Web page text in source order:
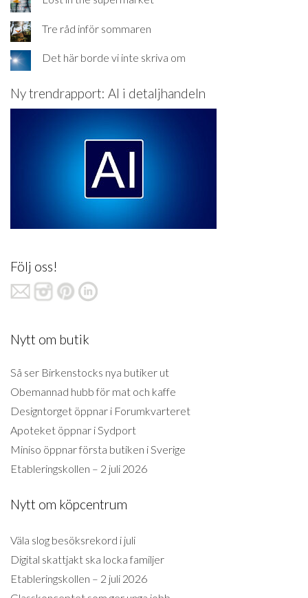
Tre råd inför sommaren
Det här borde vi inte skriva om
Ny trendrapport: AI i detaljhandeln
Följ oss!
Nytt om butik
Så ser Birkenstocks nya butiker ut
Obemannad hubb för mat och kaffe
Designtorget öppnar i Forumkvarteret
Apoteket öppnar i Sydport
Miniso öppnar första butiken i Sverige
Etableringskollen – 2 juli 2026
Nytt om köpcentrum
Väla slog besöksrekord i juli
Digital skattjakt ska locka familjer
Etableringskollen – 2 juli 2026